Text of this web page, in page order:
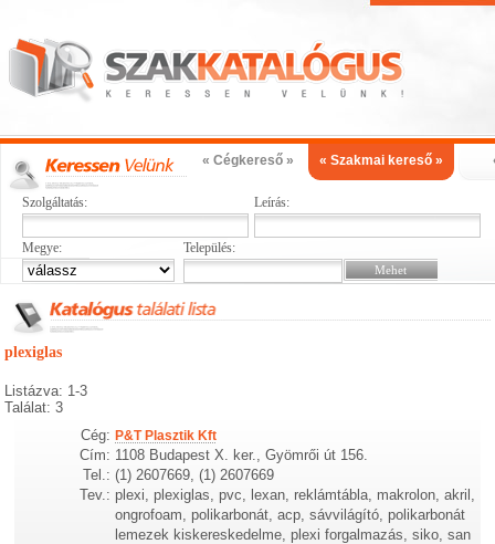
« Cégkereső » « Szakmai kereső »
Szolgáltatás: Leírás:
Megye: Település:
plexiglas
Listázva: 1-3
Találat: 3
Cég: P&T Plasztik Kft
Cím: 1108 Budapest X. ker., Gyömrői út 156.
Tel.: (1) 2607669, (1) 2607669
Tev.: plexi, plexiglas, pvc, lexan, reklámtábla, makrolon, akril,
ongrofoam, polikarbonát, acp, sávvilágító, polikarbonát
lemezek kiskereskedelme, plexi forgalmazás, siko, san